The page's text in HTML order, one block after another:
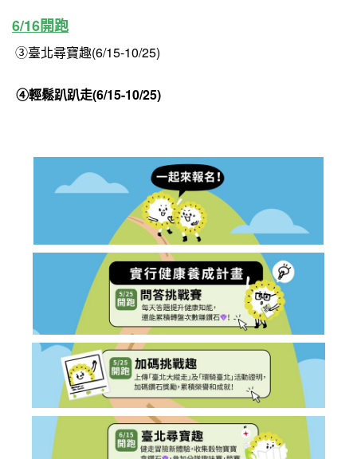
6/16開跑
③臺北尋寶趣(6/15-10/25)
④輕鬆趴趴走(6/15-10/25)